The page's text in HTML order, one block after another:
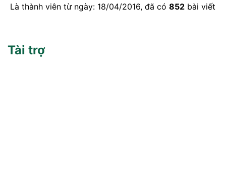
Là thành viên từ ngày: 18/04/2016, đã có 852 bài viết
Tài trợ